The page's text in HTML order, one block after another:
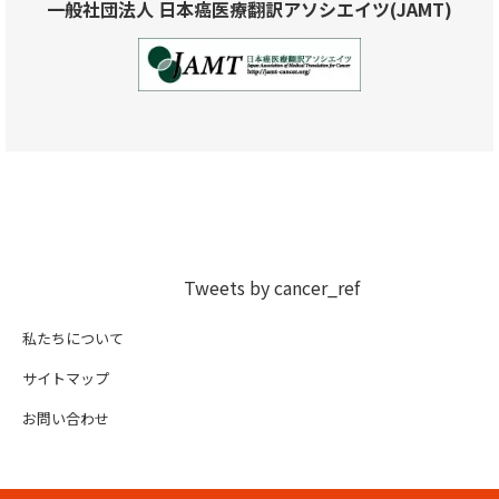
一般社団法人 日本癌医療翻訳アソシエイツ(JAMT)
Tweets by cancer_ref
私たちについて
サイトマップ
お問い合わせ